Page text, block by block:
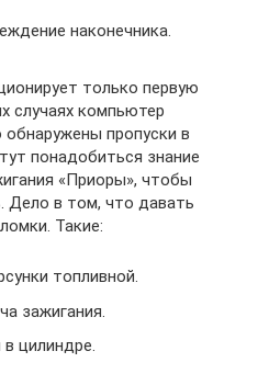
наконечника.
только первую
случаях компьютер
пропуски в
понадобиться знание
«Приоры», чтобы
Дело в том, что давать
Такие:
топливной.
зажигания.
цилиндре.